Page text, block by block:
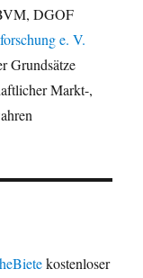
DGOF
e. V.
Grundsätze
Markt-,
kostenloser